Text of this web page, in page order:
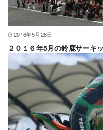
2016年5月26日
２０１６年5月の鈴鹿サーキ